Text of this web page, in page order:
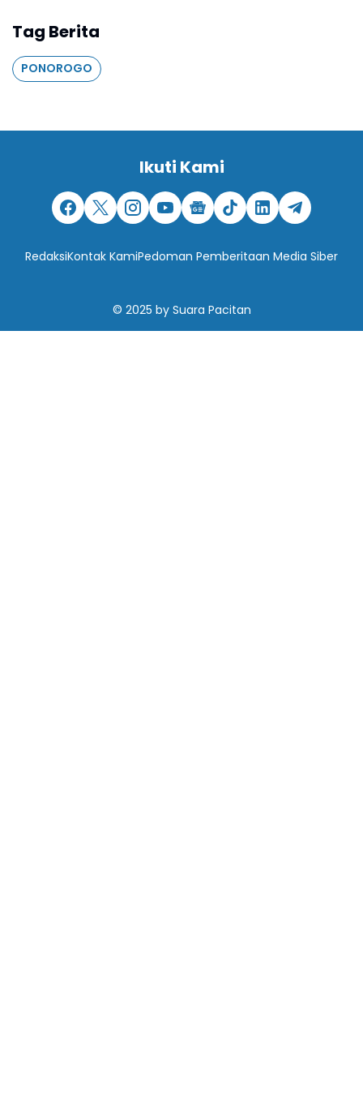
Tag Berita
PONOROGO
Ikuti Kami
RedaksiKontak KamiPedoman Pemberitaan Media Siber
© 2025 by Suara Pacitan